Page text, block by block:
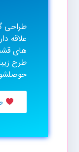
طراحی
علاقه
های
طرح